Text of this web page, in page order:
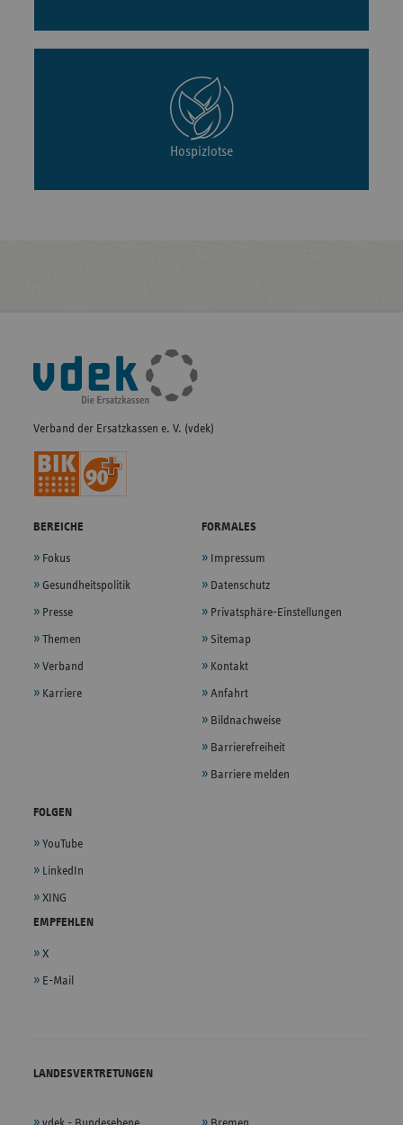
Hospizlotse
Fußleisten-
Navigation
Verband der Ersatzkassen e. V. (vdek)
BEREICHE
Fokus
Gesundheitspolitik
Presse
Themen
Verband
Karriere
FORMALES
Impressum
Datenschutz
Privatsphäre-Einstellungen
Sitemap
Kontakt
Anfahrt
Bildnachweise
Barrierefreiheit
Barriere melden
FOLGEN
YouTube
LinkedIn
XING
EMPFEHLEN
X
E-Mail
LANDESVERTRETUNGEN